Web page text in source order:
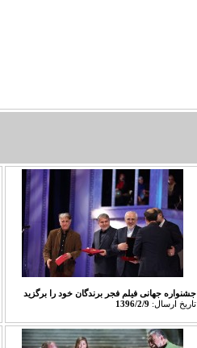
جشنواره جهانی فیلم فجر برندگان خود را برگزید
تاريخ ارسال: 1396/2/9